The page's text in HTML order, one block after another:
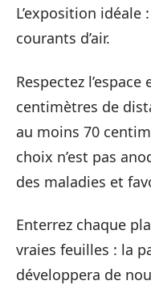
L’exposition idéale
courants d’air.
Respectez
centimètres de
au moins 70
choix n’est pas
des maladies et
Enterrez chaque
vraies feuilles : la
développera de